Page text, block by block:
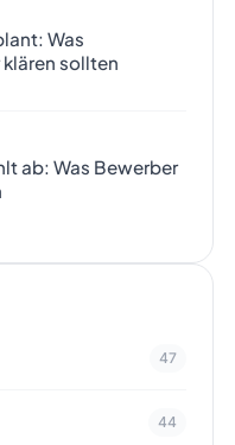
Was
sollten
ab: Was Bewerber
47
44